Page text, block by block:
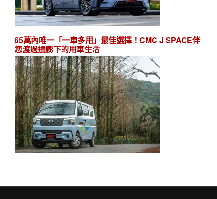
65萬內唯一「一車多用」最佳選擇！CMC J SPACE伴
您渡過通膨下的用車生活